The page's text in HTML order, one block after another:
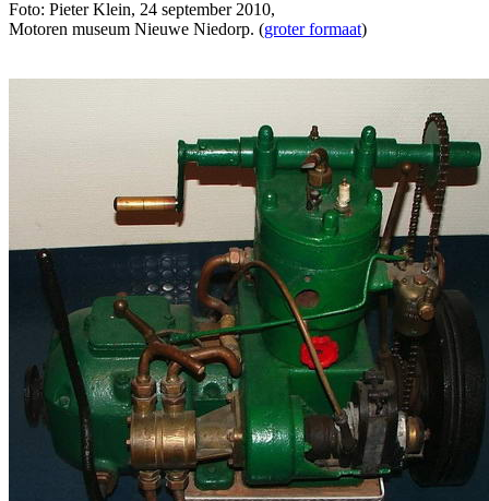
Foto: Pieter Klein, 24 september 2010,
Motoren museum Nieuwe Niedorp. (groter formaat)